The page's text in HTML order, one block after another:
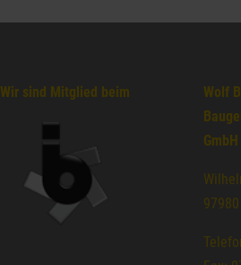
Wir sind Mitglied beim
Wolf
GmbH